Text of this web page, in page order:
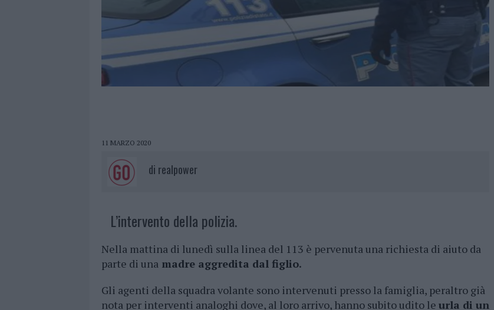
11 MARZO 2020
di realpower
L’intervento della polizia.
Nella mattina di lunedì sulla linea del 113 è pervenuta una richiesta di aiuto da
parte di una madre aggredita dal figlio.
Gli agenti della squadra volante sono intervenuti presso la famiglia, peraltro già
nota per interventi analoghi dove, al loro arrivo, hanno subito udito le urla di un